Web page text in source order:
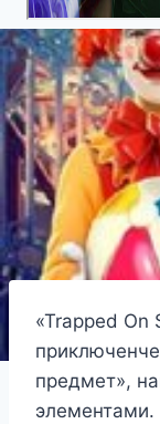
«Trapped On
предмет»,